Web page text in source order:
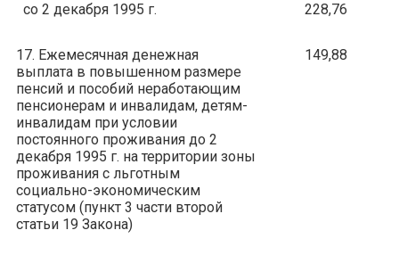
со 2 декабря 1995 г. 228,76
17. Ежемесячная денежная
выплата в повышенном размере
пенсий и пособий неработающим
пенсионерам и инвалидам, детям-
инвалидам при условии
постоянного проживания до 2
декабря 1995 г. на территории зоны
проживания с льготным
социально-экономическим
статусом (пункт 3 части второй
статьи 19 Закона)
149,88